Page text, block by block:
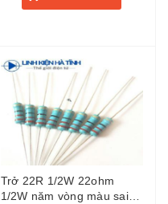
Trở 22R 1/2W 22ohm
1/2W năm vòng màu sai